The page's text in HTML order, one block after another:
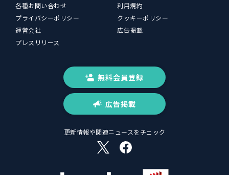
各種お問い合わせ
利用規約
プライバシーポリシー
クッキーポリシー
運営会社
広告掲載
プレスリリース
無料会員登録
広告掲載
更新情報や関連ニュースをチェック